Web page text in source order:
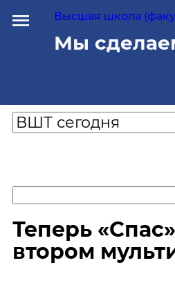
Высшая школа
Мы
Теперь
втором